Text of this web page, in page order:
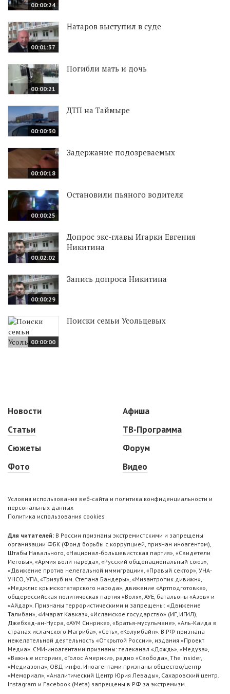
00:00:24
00:01:37
Натаров выступил в суде
00:00:21
Погибли мать и дочь
00:00:30
ДТП на Таймыре
00:00:18
Задержание подозреваемых
00:00:25
Остановили пьяного водителя
00:02:02
Допрос экс-главы Игарки Евгения
Никитина
00:00:29
Запись допроса Никитина
00:00:00
Поиски семьи Усольцевых
Новости
Статьи
Сюжеты
Фото
Афиша
ТВ-Программа
Форум
Видео
Условия использования веб-сайта и политика конфиденциальности и
персональных данных
Политика использования cookies
Для читателей: В России признаны экстремистскими и запрещены
организации ФБК (Фонд борьбы с коррупцией, признан иноагентом),
Штабы Навального, «Национал-большевистская партия», «Свидетели
Иеговы», «Армия воли народа», «Русский общенациональный союз»,
«Движение против нелегальной иммиграции», «Правый сектор», УНА-
УНСО, УПА, «Тризуб им. Степана Бандеры», «Мизантропик дивижн»,
«Меджлис крымскотатарского народа», движение «Артподготовка»,
общероссийская политическая партия «Воля», АУЕ, батальоны «Азов» и
«Айдар». Признаны террористическими и запрещены: «Движение
Талибан», «Имарат Кавказ», «Исламское государство» (ИГ, ИГИЛ),
Джебхад-ан-Нусра, «АУМ Синрике», «Братья-мусульмане», «Аль-Каида в
странах исламского Магриба», «Сеть», «Колумбайн». В РФ признана
нежелательной деятельность «Открытой России», издания «Проект
Медиа». СМИ-иноагентами признаны: телеканал «Дождь», «Медуза»,
«Важные истории», «Голос Америки», радио «Свобода», The Insider,
«Медиазона», ОВД-инфо. Иноагентами признаны общество/центр
«Мемориал», «Аналитический Центр Юрия Левады», Сахаровский центр.
Instagram и Facebook (Metа) запрещены в РФ за экстремизм.